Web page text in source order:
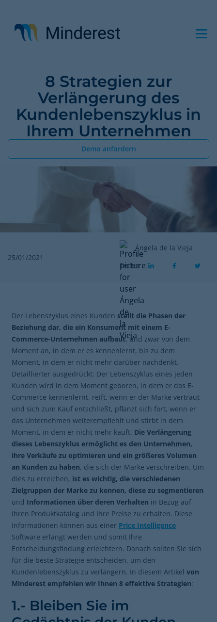
Inhalt
8 Strategien zur
Verlängerung des
Kundenlebenszyklus in
Ihrem Unternehmen
Demo anfordern
25/01/2021
Ángela de la Vieja
Teilen
Der Lebenszyklus eines Kunden stellt die Phasen der
Beziehung dar, die ein Konsument mit einem E-
Commerce-Unternehmen aufbaut, und zwar von dem
Moment an, in dem er es kennenlernt, bis zu dem
Moment, in dem er nicht mehr darüber nachdenkt.
Detaillierter ausgedrückt: Der Lebenszyklus eines jeden
Kunden wird in dem Moment geboren, in dem er das E-
Commerce kennenlernt, reift, wenn er der Marke vertraut
und sich zum Kauf entschließt, pflanzt sich fort, wenn er
das Unternehmen weiterempfiehlt und stirbt in dem
Moment, in dem er nicht mehr kauft. Die Verlängerung
dieses Lebenszyklus ermöglicht es den Unternehmen,
ihre Verkäufe zu optimieren und ein größeres Volumen
an Kunden zu haben, die sich der Marke verschreiben. Um
dies zu erreichen, ist es wichtig, die verschiedenen
Zielgruppen der Marke zu kennen, diese zu segmentieren
und Informationen über deren Verhalten in Bezug auf
Ihren Produktkatalog und Ihre Preise zu erhalten. Diese
Informationen können aus einer Price Intelligence
Software erlangt werden und somit Ihre
Entscheidungsfindung erleichtern. Danach sollten Sie sich
für die beste Strategie entscheiden, um den
Kundenlebenszyklus zu verlängern. In diesem Artikel von
Minderest empfehlen wir Ihnen 8 effektive Strategien:
1.- Bleiben Sie im